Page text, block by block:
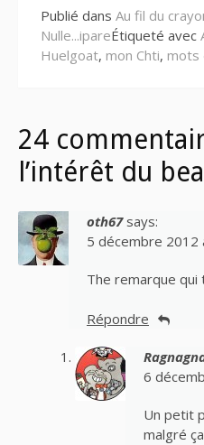
Publié dans Au fil du
Nulle...ipareÉtiqueté avec
Huelgoat, mon Chti, mots
24
l’intérêt du
oth67 says:
5 décembre 2012
The remarque qui
Répondre
6
Un petit
malgré